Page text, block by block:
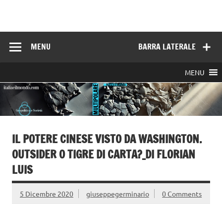
BARRA LATERALE
MENU
MENU
IL POTERE CINESE VISTO DA WASHINGTON.
OUTSIDER O TIGRE DI CARTA?_DI FLORIAN
LUIS
5 Dicembre 2020 giuseppegerminario 0 Comments